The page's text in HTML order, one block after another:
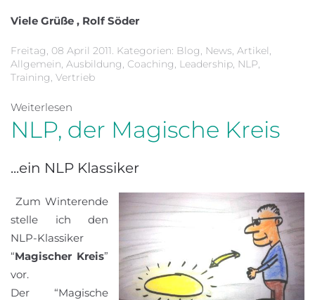
Viele Grüße , Rolf Söder
Freitag, 08 April 2011. Kategorien: Blog, News, Artikel,
Allgemein, Ausbildung, Coaching, Leadership, NLP,
Training, Vertrieb
Weiterlesen
NLP, der Magische Kreis
...ein NLP Klassiker
Zum Winterende
stelle ich den
NLP-Klassiker
“Magischer Kreis”
vor.
Der “Magische